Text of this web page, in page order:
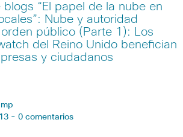
“El papel de la nube en
Nube y autoridad
público (Parte 1): Los
del Reino Unido benefician
y ciudadanos
- 0 comentarios